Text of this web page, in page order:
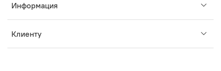
Информация
Клиенту